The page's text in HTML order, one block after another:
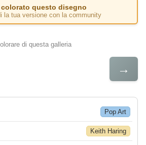
colorato questo disegno
la tua versione con la community
di questa galleria
→
Pop Art
Keith Haring